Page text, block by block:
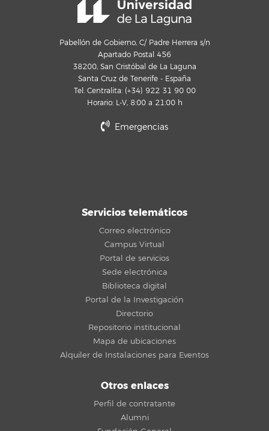
Pabellón de Gobierno, C/ Padre Herrera s/n
Apartado Postal 456
38200, San Cristóbal de La Laguna
Santa Cruz de Tenerife - España
Tel. Centralita: (+34) 922 31 90 00
Horario: L-V, 8:00 a 21:00 h
Emergencias
Servicios telemáticos
Correo electrónico
Campus Virtual
Portal de servicios
Sede electrónica
Biblioteca digital
Portal de la Investigación
Directorio
Repositorio institucional
Mapa de ubicaciones
Alquiler de Instalaciones para Eventos
Otros enlaces
Perfil de contratante
Alumni